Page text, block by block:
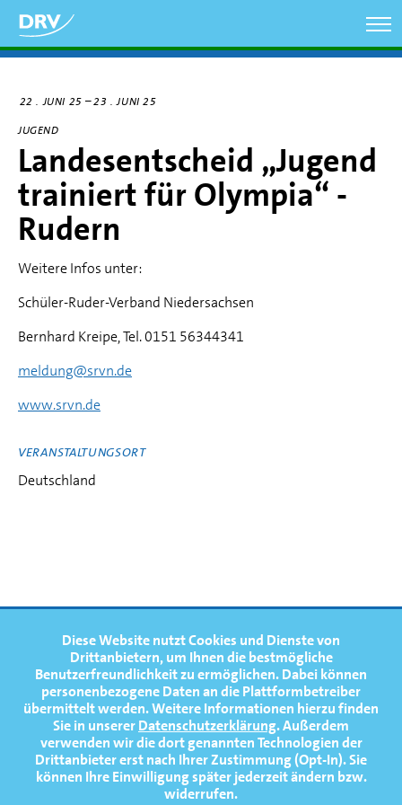
Diese Website nutzt Cookies und Dienste von
Drittanbietern, um Ihnen die bestmögliche
Benutzerfreundlichkeit zu ermöglichen.Dabei können
personenbezogene Daten an die Plattformbetreiber
übermittelt werden. Weitere Informationen hierzu finden
Sie in unsererDatenschutzerklärung. Außerdem
verwenden wir die dort genannten Technologien der
Drittanbieter erst nach Ihrer Zustimmung (Opt-In). Sie
können Ihre Einwilligung später jederzeit ändern bzw.
widerrufen.
zum
Inhalt
22 JUNI 25 –23 JUNI 25
JUGEND
Landesentscheid „Jugend
trainiert für Olympia“ -
Rudern
Weitere Infos unter:
Schüler-Ruder-Verband Niedersachsen
Bernhard Kreipe, Tel. 0151 56344341
meldung@srvn.de
www.srvn.de
VERANSTALTUNGSORT
Deutschland
FOOTERNAVIGATION
NEWS
TERMINE
MEDIATHEK
PRESSE
FAQ